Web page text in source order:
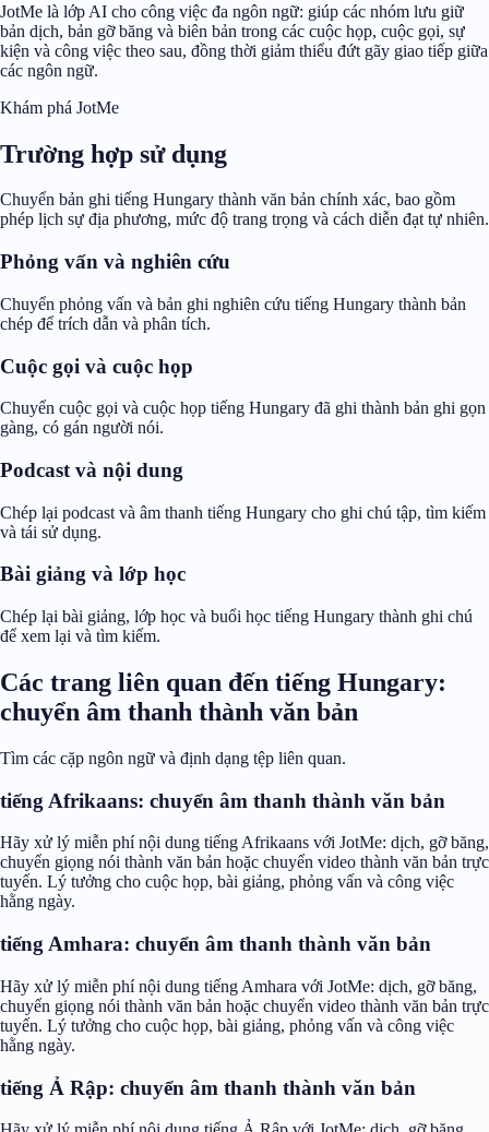
JotMe là lớp AI cho công việc đa ngôn ngữ: giúp các nhóm lưu giữ
bản dịch, bản gỡ băng và biên bản trong các cuộc họp, cuộc gọi, sự
kiện và công việc theo sau, đồng thời giảm thiểu đứt gãy giao tiếp giữa
các ngôn ngữ.
Khám phá JotMe
Trường hợp sử dụng
Chuyển bản ghi tiếng Hungary thành văn bản chính xác, bao gồm
phép lịch sự địa phương, mức độ trang trọng và cách diễn đạt tự nhiên.
Phỏng vấn và nghiên cứu
Chuyển phỏng vấn và bản ghi nghiên cứu tiếng Hungary thành bản
chép để trích dẫn và phân tích.
Cuộc gọi và cuộc họp
Chuyển cuộc gọi và cuộc họp tiếng Hungary đã ghi thành bản ghi gọn
gàng, có gán người nói.
Podcast và nội dung
Chép lại podcast và âm thanh tiếng Hungary cho ghi chú tập, tìm kiếm
và tái sử dụng.
Bài giảng và lớp học
Chép lại bài giảng, lớp học và buổi học tiếng Hungary thành ghi chú
để xem lại và tìm kiếm.
Các trang liên quan đến tiếng Hungary:
chuyển âm thanh thành văn bản
Tìm các cặp ngôn ngữ và định dạng tệp liên quan.
tiếng Afrikaans: chuyển âm thanh thành văn bản
Hãy xử lý miễn phí nội dung tiếng Afrikaans với JotMe: dịch, gỡ băng,
chuyển giọng nói thành văn bản hoặc chuyển video thành văn bản trực
tuyến. Lý tưởng cho cuộc họp, bài giảng, phỏng vấn và công việc
hằng ngày.
tiếng Amhara: chuyển âm thanh thành văn bản
Hãy xử lý miễn phí nội dung tiếng Amhara với JotMe: dịch, gỡ băng,
chuyển giọng nói thành văn bản hoặc chuyển video thành văn bản trực
tuyến. Lý tưởng cho cuộc họp, bài giảng, phỏng vấn và công việc
hằng ngày.
tiếng Ả Rập: chuyển âm thanh thành văn bản